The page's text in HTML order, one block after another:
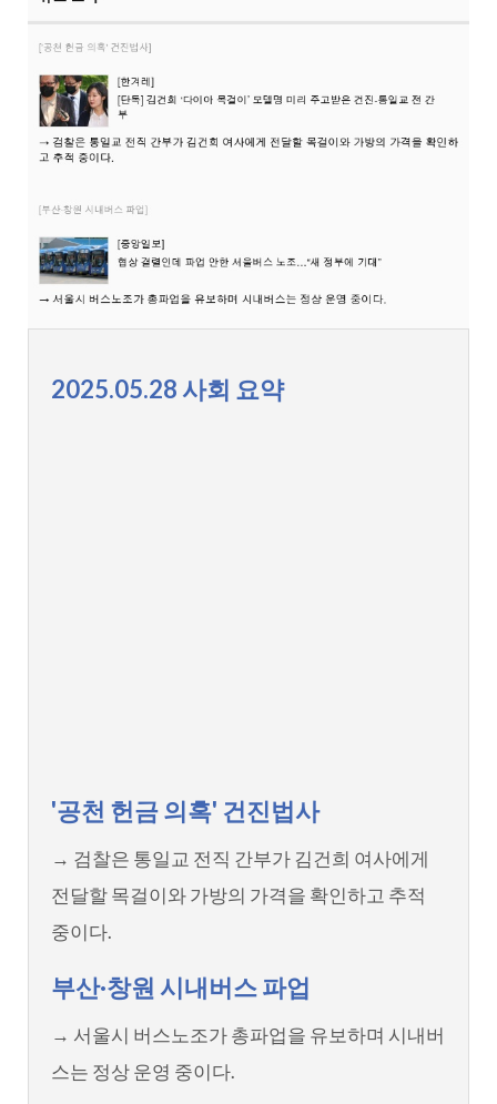
2025.05.28 사회 요약
'공천 헌금 의혹' 건진법사
→ 검찰은 통일교 전직 간부가 김건희 여사에게
전달할 목걸이와 가방의 가격을 확인하고 추적
중이다.
부산·창원 시내버스 파업
→ 서울시 버스노조가 총파업을 유보하며 시내버
스는 정상 운영 중이다.